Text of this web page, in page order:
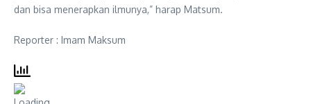
dan bisa menerapkan ilmunya,” harap Matsum.
Reporter : Imam Maksum